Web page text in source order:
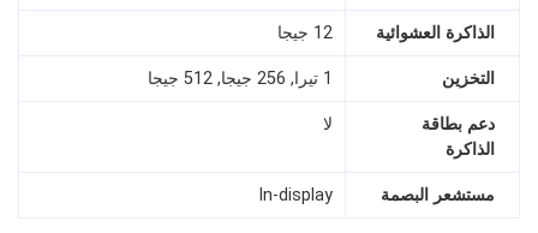
الذاكرة العشوائية 12 جيجا
التخزين 1 تيرا, 256 جيجا, 512 جيجا
دعم بطاقة
الذاكرة
لا
مستشعر البصمة In-display